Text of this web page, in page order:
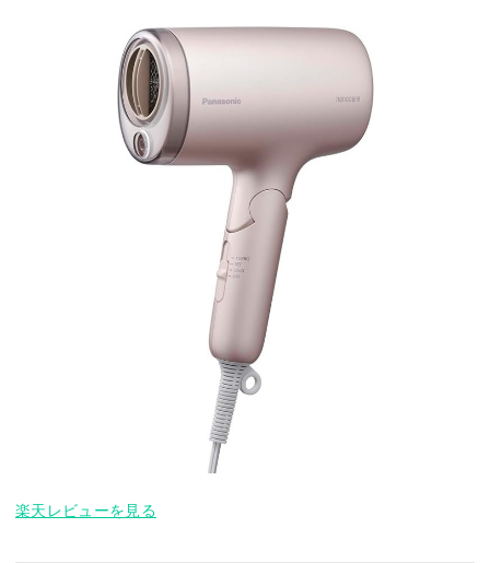
楽天レビューを見る